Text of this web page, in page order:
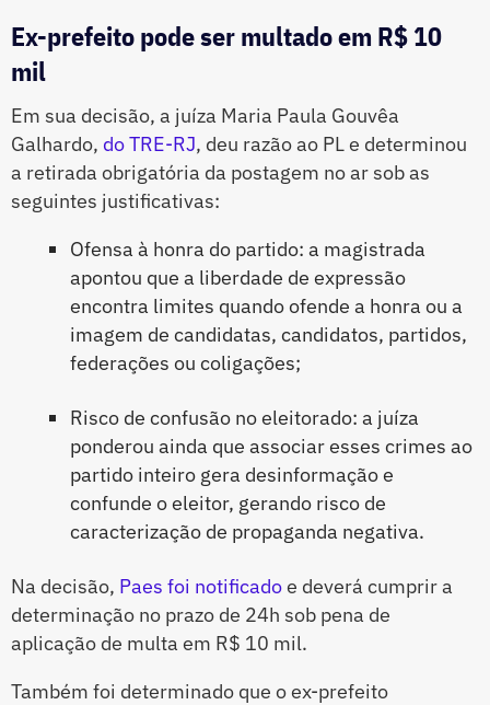
Ex-prefeito pode ser multado em R$ 10
mil
Em sua decisão, a juíza Maria Paula Gouvêa
Galhardo, do TRE-RJ, deu razão ao PL e determinou
a retirada obrigatória da postagem no ar sob as
seguintes justificativas:
Ofensa à honra do partido: a magistrada
apontou que a liberdade de expressão
encontra limites quando ofende a honra ou a
imagem de candidatas, candidatos, partidos,
federações ou coligações;
Risco de confusão no eleitorado: a juíza
ponderou ainda que associar esses crimes ao
partido inteiro gera desinformação e
confunde o eleitor, gerando risco de
caracterização de propaganda negativa.
Na decisão, Paes foi notificadoe deverá cumprir a
determinação no prazo de 24h sob pena de
aplicação de multa em R$ 10 mil.
Também foi determinado que o ex-prefeito